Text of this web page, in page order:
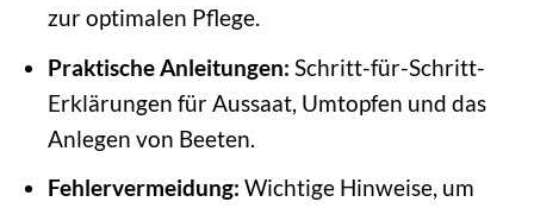
zur optimalen Pflege.
Praktische Anleitungen: Schritt-für-Schritt-
Erklärungen für Aussaat, Umtopfen und das
Anlegen von Beeten.
Fehlervermeidung: Wichtige Hinweise, um